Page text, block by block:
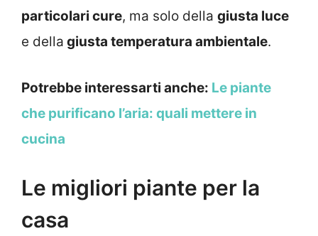
particolari cure, ma solo della giusta luce
e della giusta temperatura ambientale.
Potrebbe interessarti anche: Le piante
che purificano l’aria: quali mettere in
cucina
Le migliori piante per la
casa